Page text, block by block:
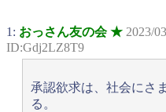
1: おっさん友の会 ★ 2023/
ID:Gdj2LZ8T9
承認欲求は、社会にさ
る。